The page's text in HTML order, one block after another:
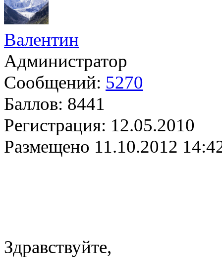
Валентин
Администратор
Сообщений: 5270
Баллов: 8441
Регистрация: 12.05.2010
Размещено 11.10.2012
Здравствуйте,